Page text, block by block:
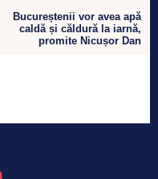
Bucureștenii vor avea apă
caldă și căldură la iarnă,
promite Nicușor Dan